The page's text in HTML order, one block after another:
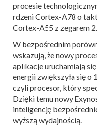
procesie
rdzeni Cortex-A78 o
Cortex-A55 z zegarem
W bezpośrednim
wskazują, że nowy
aplikacje uruchamiają
energii zwiększyła się o
czyli procesor, który
Dzięki temu nowy
inteligencję
wyższą wydajnością.